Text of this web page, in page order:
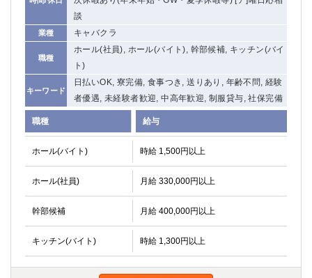
談
業種 キャバクラ
職種
ホール(社員), ホール(バイト), 幹部候補, キッチン(バイ
ト)
キーワード
日払いOK, 寮完備, 食事つき, 送りあり, 年齢不問, 経験
者優遇, 未経験者歓迎, 中高年歓迎, 制服貸与, 社保完備
職種 給与
ホール(バイト) 時給 1,500円以上
ホール(社員) 月給 330,000円以上
幹部候補 月給 400,000円以上
キッチン(バイト) 時給 1,300円以上